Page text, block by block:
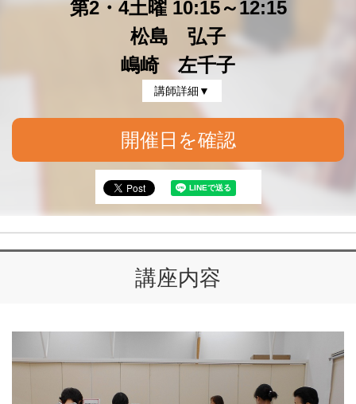
第2・4土曜 10:15～12:15
松島 弘子
嶋崎 左千子
講師詳細▼
開催日を確認
講座内容